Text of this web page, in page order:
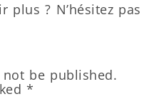
plus ? N’hésitez pas
be published.
*